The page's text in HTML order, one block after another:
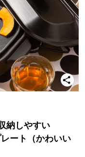
納しやすい
ート（かわいい